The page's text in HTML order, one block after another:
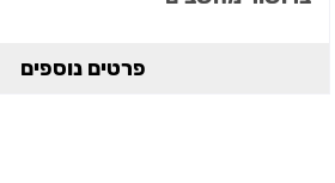
פרטים נוספים